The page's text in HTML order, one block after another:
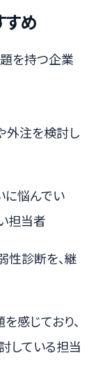
すめ
を持つ企業
外注を検討し
悩んでい
担当者
性診断を、継
感じており、
している担当